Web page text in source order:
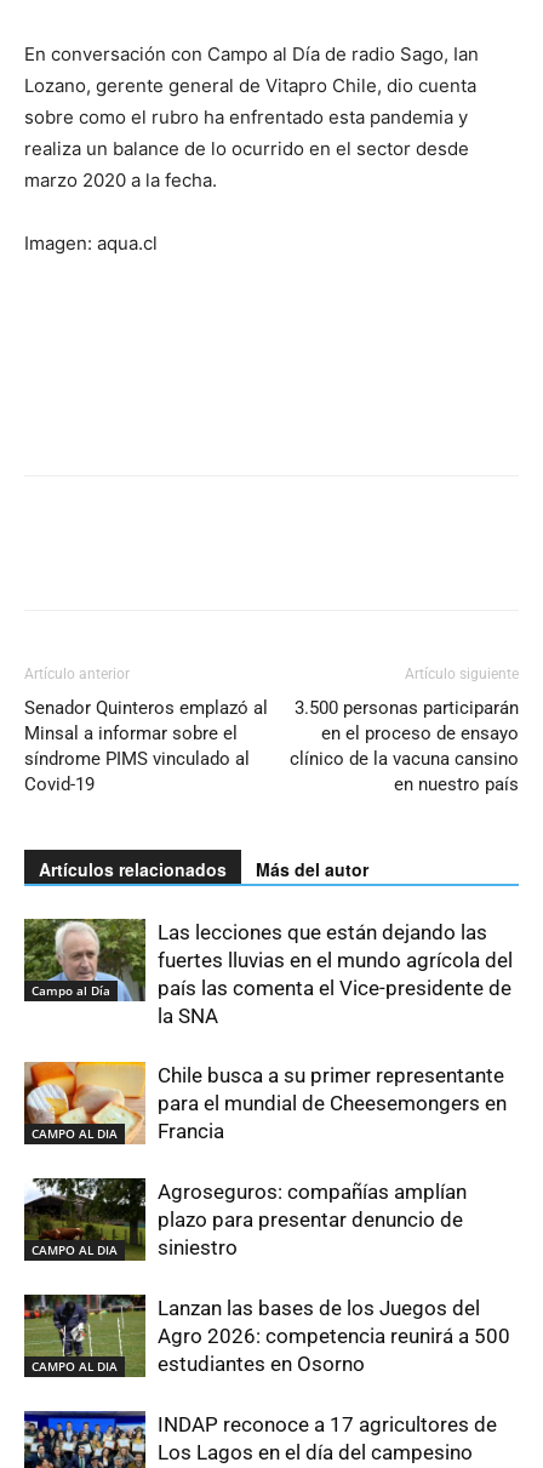
En conversación con Campo al Día de radio Sago, Ian
Lozano, gerente general de Vitapro Chile, dio cuenta
sobre como el rubro ha enfrentado esta pandemia y
realiza un balance de lo ocurrido en el sector desde
marzo 2020 a la fecha.
Imagen: aqua.cl
Artículo anterior
Senador Quinteros emplazó al
Minsal a informar sobre el
síndrome PIMS vinculado al
Covid-19
Artículo siguiente
3.500 personas participarán
en el proceso de ensayo
clínico de la vacuna cansino
en nuestro país
Artículos relacionados Más del autor
Campo al Día
Las lecciones que están dejando las
fuertes lluvias en el mundo agrícola del
país las comenta el Vice-presidente de
la SNA
CAMPO AL DIA
Chile busca a su primer representante
para el mundial de Cheesemongers en
Francia
CAMPO AL DIA
Agroseguros: compañías amplían
plazo para presentar denuncio de
siniestro
CAMPO AL DIA
Lanzan las bases de los Juegos del
Agro 2026: competencia reunirá a 500
estudiantes en Osorno
INDAP reconoce a 17 agricultores de
Los Lagos en el día del campesino